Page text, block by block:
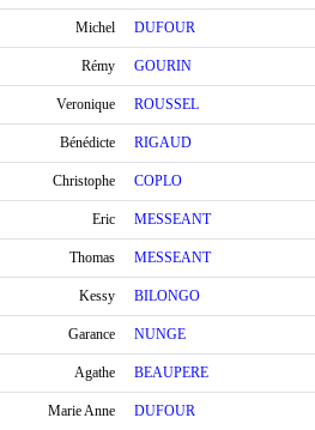
Michel DUFOUR
Rémy GOURIN
Veronique ROUSSEL
Bénédicte RIGAUD
Christophe COPLO
Eric MESSEANT
Thomas MESSEANT
Kessy BILONGO
Garance NUNGE
Agathe BEAUPERE
Marie Anne DUFOUR